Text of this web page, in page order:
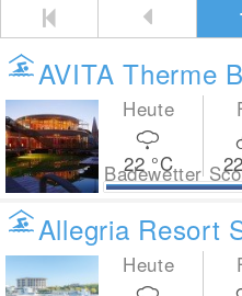
AVITA Therme
Badewetter
Heute
22 °C 22
Allegria Resort
Heute